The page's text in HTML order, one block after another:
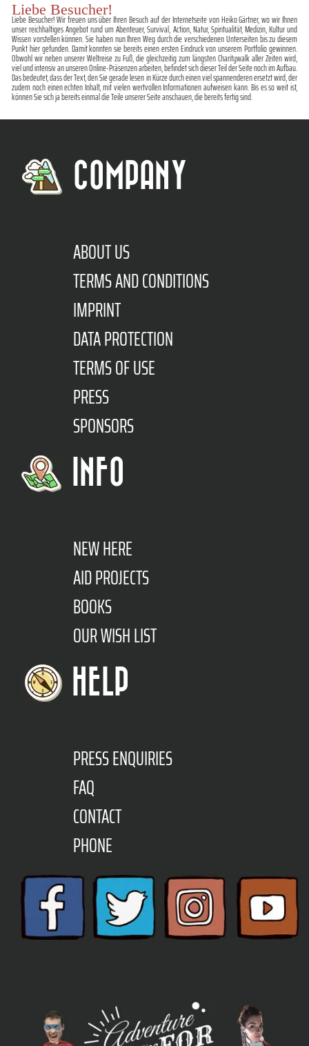
Liebe Besucher!
Liebe Besucher! Wir freuen uns über Ihren Besuch auf der Internetseite von Heiko Gärtner, wo wir Ihnen
unser reichhaltiges Angebot rund um Abenteuer, Survival, Action, Natur, Spiritualität, Medizin, Kultur und
Wissen vorstellen können. Sie haben nun Ihren Weg durch die verschiedenen Unterseiten bis zu diesem
Punkt hier gefunden. Damit konnten sie bereits einen ersten Eindruck von unserem Portfolio gewinnen.
Obwohl wir neben unserer Weltreise zu Fuß, die gleichzeitig zum längsten Charitywalk aller Zeiten wird,
viel und intensiv an unseren Online-Präsenzen arbeiten, befindet sich dieser Teil der Seite noch im Aufbau.
Das bedeutet, dass der Text, den Sie gerade lesen in Kürze durch einen viel spannenderen ersetzt wird, der
zudem noch einen echten Inhalt, mit vielen wertvollen Informationen aufweisen kann. Bis es so weit ist,
können Sie sich ja bereits einmal die Teile unserer Seite anschauen, die bereits fertig sind.
COMPANY
ABOUT US
TERMS AND CONDITIONS
IMPRINT
DATA PROTECTION
TERMS OF USE
PRESS
SPONSORS
INFO
NEW HERE
AID PROJECTS
BOOKS
OUR WISH LIST
HELP
PRESS ENQUIRIES
FAQ
CONTACT
PHONE